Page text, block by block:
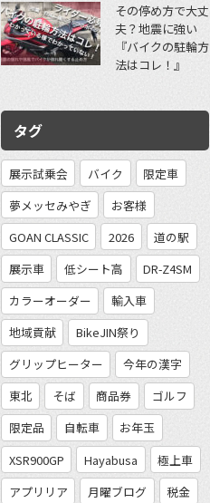
その停め方で大丈
夫？地震に強い
『バイクの駐輪方
法はコレ！』
タグ
展示試乗会 バイク
限定車
夢メッセみやぎ
お客様
GOAN CLASSIC
2026
道の駅
展示車
低シート高
DR-Z4SM
カラーオーダー
輸入車
地域貢献
BikeJIN祭り
グリップヒーター
今年の漢字
東北
そば 商品券
ゴルフ
限定品
自転車
お年玉
XSR900GP
Hayabusa
極上車
アプリリア
月曜ブログ 税金